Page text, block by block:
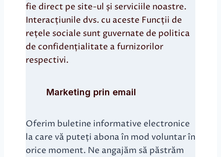
fie direct pe site-ul și serviciile noastre.
Interacțiunile dvs. cu aceste Funcții de
rețele sociale sunt guvernate de politica
de confidențialitate a furnizorilor
respectivi.
Marketing prin email
Oferim buletine informative electronice
la care vă puteți abona în mod voluntar în
orice moment. Ne angajăm să păstrăm